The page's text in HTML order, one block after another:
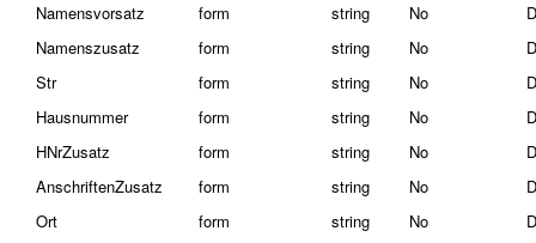
Namensvorsatz
form string No
Namenszusatz
form string No
Str
form string No
Hausnummer
form string No
HNrZusatz
form string No
AnschriftenZusatz
form string No
Ort
form string No